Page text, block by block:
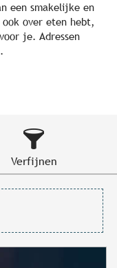
een smakelijke en
over eten hebt,
je. Adressen
Verfijnen